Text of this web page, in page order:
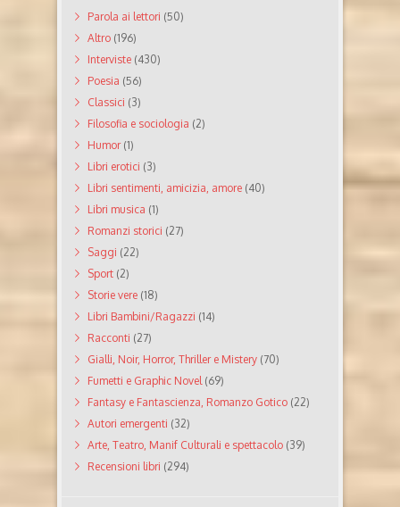
Parola ai lettori (50)
Altro (196)
Interviste (430)
Poesia (56)
Classici (3)
Filosofia e sociologia (2)
Humor(1)
Libri erotici (3)
Libri sentimenti, amicizia, amore (40)
Libri musica (1)
Romanzi storici (27)
Saggi (22)
Sport (2)
Storie vere (18)
Libri Bambini/Ragazzi (14)
Racconti (27)
Gialli, Noir, Horror, Thriller e Mistery (70)
Fumetti e Graphic Novel (69)
Fantasy e Fantascienza, Romanzo Gotico (22)
Autori emergenti (32)
Arte, Teatro, Manif Culturali e spettacolo (39)
Recensioni libri (294)